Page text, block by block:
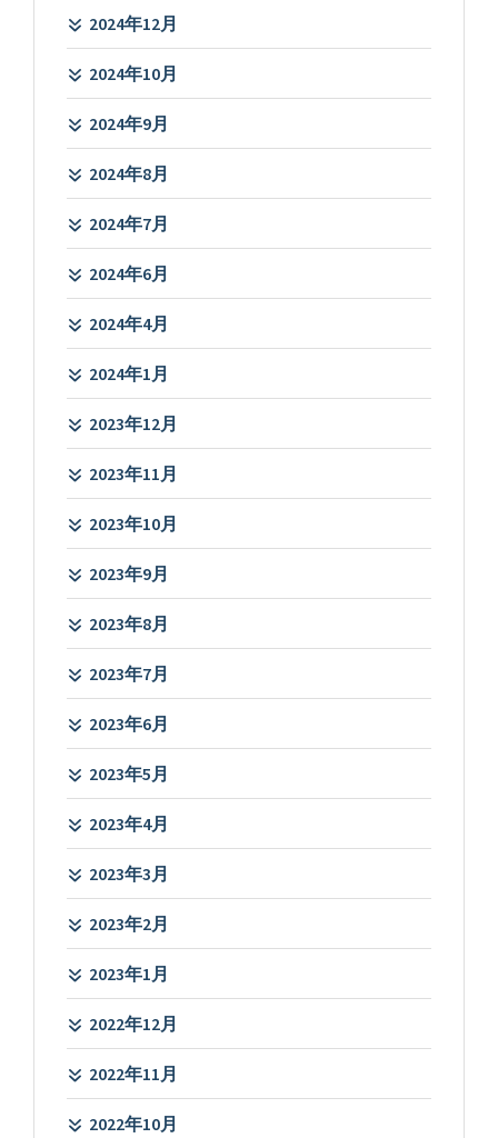
2024年12月
2024年10月
2024年9月
2024年8月
2024年7月
2024年6月
2024年4月
2024年1月
2023年12月
2023年11月
2023年10月
2023年9月
2023年8月
2023年7月
2023年6月
2023年5月
2023年4月
2023年3月
2023年2月
2023年1月
2022年12月
2022年11月
2022年10月